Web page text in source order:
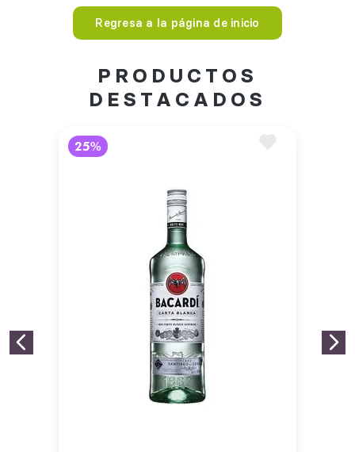
Regresa a la página de inicio
PRODUCTOS
DESTACADOS